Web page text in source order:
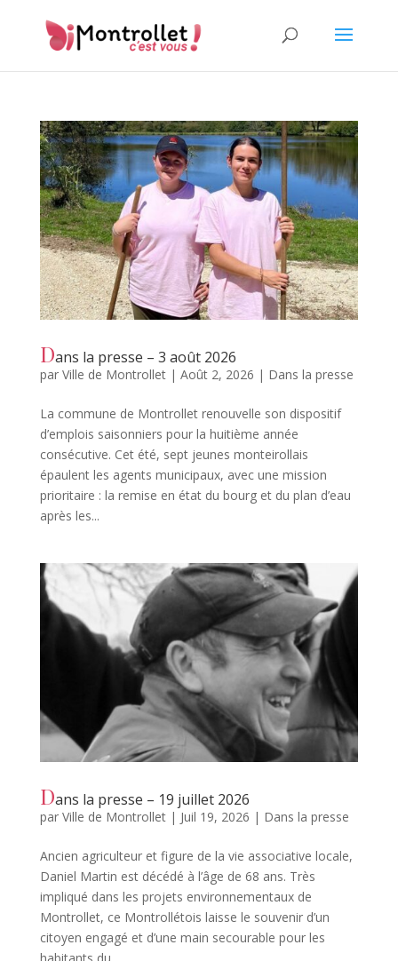
Dans la presse – 3 août 2026
par Ville de Montrollet| Août 2, 2026 | Dans la presse
La commune de Montrollet renouvelle son dispositif
d’emplois saisonniers pour la huitième année
consécutive. Cet été, sept jeunes monteirollais
épaulent les agents municipaux, avec une mission
prioritaire : la remise en état du bourg et du plan d’eau
après les...
Dans la presse – 19 juillet 2026
par Ville de Montrollet| Juil 19, 2026 | Dans la presse
Ancien agriculteur et figure de la vie associative locale,
Daniel Martin est décédé à l’âge de 68 ans. Très
impliqué dans les projets environnementaux de
Montrollet, ce Montrollétois laisse le souvenir d’un
citoyen engagé et d’une main secourable pour les